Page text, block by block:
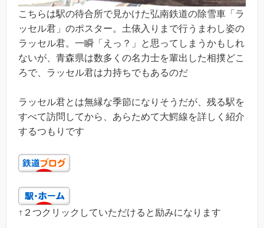
こちらは駅の待合所で見かけた弘南鉄道の除雪車「ラ
ッセル君」のポスター。土俵入りまで行うまわし姿の
ラッセル君。一瞬「えっ？」と思ってしまうかもしれ
ないが、青森県は数多くの名力士を輩出した相撲どこ
ろで、ラッセル君は力持ちでもあるのだ
ラッセル君とは無縁な季節になりそうだが、残る駅を
すべて訪問してから、あらためて大鰐線を詳しく紹介
するつもりです
↑２つクリックしていただけると励みになります